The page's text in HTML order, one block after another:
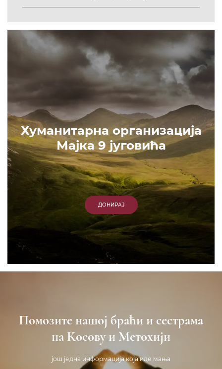
Хуманитарна организација
Мајка 9 југовића
ДОНИРАЈ
Помозите нашој браћи и сестрама
на Косову и Метохији
још једна информација која иде мања